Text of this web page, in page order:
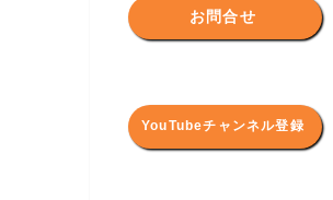
YouTubeチャンネル登録
お問合せ